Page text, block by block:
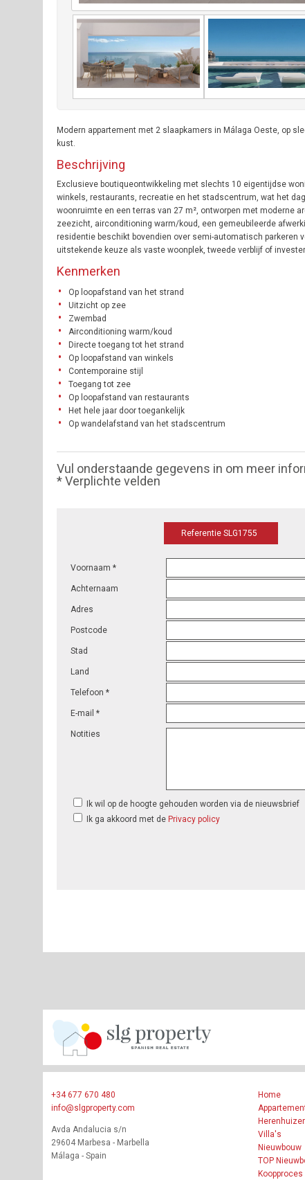
Modern appartement met 2 slaapkamers in Málaga Oeste, op
kust.
Beschrijving
Exclusieve boutiqueontwikkeling met slechts 10 eigentijdse
winkels, restaurants, recreatie en het stadscentrum, wat het
woonruimte en een terras van 27 m², ontworpen met moderne
zeezicht, airconditioning warm/koud, een gemeubileerde
residentie beschikt bovendien over semi-automatisch parkeren
uitstekende keuze als vaste woonplek, tweede verblijf of
Kenmerken
Op loopafstand van het strand
Uitzicht op zee
Zwembad
Airconditioning warm/koud
Directe toegang tot het strand
Op loopafstand van winkels
Contemporaine stijl
Toegang tot zee
Op loopafstand van restaurants
Het hele jaar door toegankelijk
Op wandelafstand van het stadscentrum
Vul onderstaande gegevens in om meer
* Verplichte velden
Referentie SLG1755
Voornaam *
Achternaam
Adres
Postcode
Stad
Land
Telefoon *
E-mail *
Notities
Ik wil op de hoogte gehouden worden via de nieuwsbrief
Ik ga akkoord met de Privacy policy
+34 677 670 480
info@slgproperty.com
Avda Andalucia s/n
29604 Marbesa - Marbella
Málaga - Spain
Home
Villa's
Nieuwbouw
TOP
Koopproces